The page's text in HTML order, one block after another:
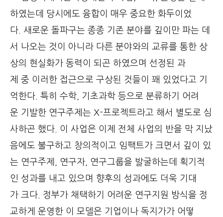
하였는데 당시에도 융합이 매우 중요한 화두이었
다. 새로운 돌파구는 종종 기존 분야를 깊이만 파는 데
서 나오는 것이 아니라 다른 분야와의 교류를 통한 상
상의 현실화가 동력이 되곤 하였으며 선정된 과
제 중 이러한 접근으로 구상된 것들이 꽤 있었다고 기
억한다. 특히 수학, 기초과학 등으로 분류하기 어려
운 기발한 연구주제는 X-프로젝트라고 해서 별도로 심
사하곤 했다. 이 사업은 이제 전체 사업의 반을 막 지났
음에도 불구하고 창의적이고 임팩트가 크면서 깊이 있
는 연구주제, 연구자, 연구그룹을 발굴하는데 획기적
인 성과를 내고 있으며 향후의 성과에도 더욱 기대
가 크다. 정부가 채택하기 어려운 연구지원 방식을 정
교하게 운영한 이 모델은 기업이나 독지가가 어떻